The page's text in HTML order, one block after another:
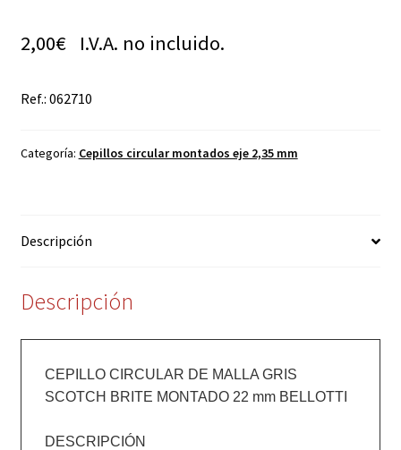
2,00€I.V.A. no incluido.
Ref.: 062710
Categoría: Cepillos circular montados eje 2,35 mm
Descripción
Descripción
CEPILLO CIRCULAR DE MALLA GRIS
SCOTCH BRITE MONTADO 22 mm BELLOTTI
DESCRIPCIÓN